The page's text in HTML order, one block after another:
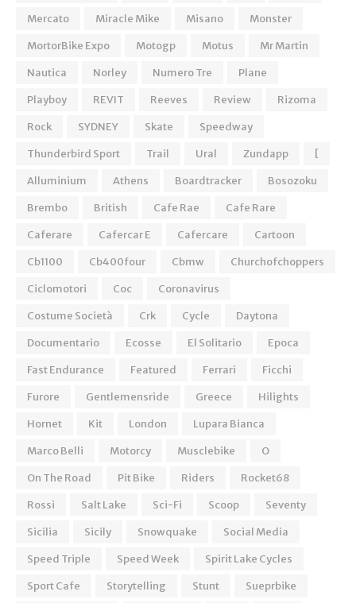
Mercato
Miracle Mike Misano
Monster
MortorBike Expo
Motogp Motus
Mr Martin
Nautica
Norley Numero Tre
Plane
Playboy
REVIT Reeves Review
Rizoma
Rock
SYDNEY Skate
Speedway
Thunderbird Sport
Trail Ural Zundapp
[
Alluminium
Athens Boardtracker
Bosozoku
Brembo
British Cafe Rae
Cafe Rare
Caferare
Cafercar E Cafercare
Cartoon
Cb1100
Cb400four Cbmw
Churchofchoppers
Ciclomotori
Coc
Coronavirus
Costume Società
Crk Cycle
Daytona
Documentario
Ecosse El Solitario
Epoca
Fast Endurance
Featured Ferrari
Ficchi
Furore
Gentlemensride Greece
Hilights
Hornet
Kit London
Lupara Bianca
Marco Belli
Motorcy Musclebike
O
On The Road
Pit Bike Riders
Rocket68
Rossi
Salt Lake Sci-Fi Scoop
Seventy
Sicilia
Sicily Snowquake
Social Media
Speed Triple
Speed Week
Spirit Lake Cycles
Sport Cafe
Storytelling Stunt Sueprbike